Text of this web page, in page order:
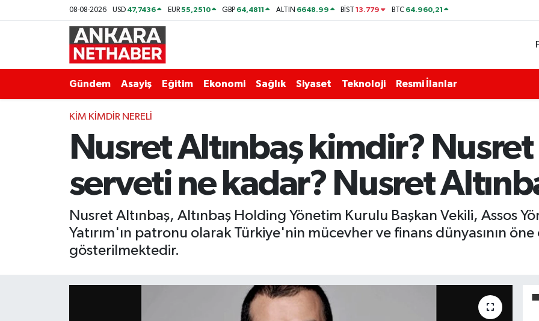
08-08-2026 USD 47,7436 EUR55,2510 GBP 64,4811 ALTIN 6648.99 BİST13.779 BTC 64.960,21
Gündem Asayiş Eğitim Ekonomi Sağlık Siyaset Teknoloji Resmi İlanlar
KIM KIMDIR NERELI
Nusret Altınbaş kimdir? Nusret
serveti ne kadar? Nusret
Nusret Altınbaş, Altınbaş Holding Yönetim Kurulu Başkan Vekili, Assos
Yatırım'ın patronu olarak Türkiye'nin mücevher ve finans dünyasının öne
gösterilmektedir.
Ekonomi
Kim Kimdir Nereli
Resmi İlanlar
Ankara Hava Durumu
Tüm Manşetler
Haber Arşivi